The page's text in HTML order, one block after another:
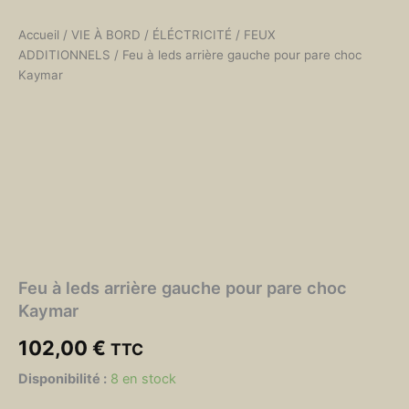
Accueil / VIE À BORD / ÉLÉCTRICITÉ / FEUX
ADDITIONNELS / Feu à leds arrière gauche pour pare choc
Kaymar
Feu à leds arrière gauche pour pare choc
Kaymar
102,00 € TTC
Disponibilité : 8 en stock
quantité